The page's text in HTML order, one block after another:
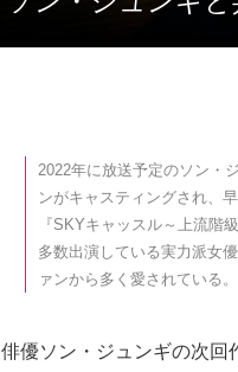
2022年に放送予定のソン・
ンがキャスティングされ、
『SKYキャッスル～上流階
多数出演している実力派女
ァンから多く愛されている。
俳優ソン・ジュンギの次回